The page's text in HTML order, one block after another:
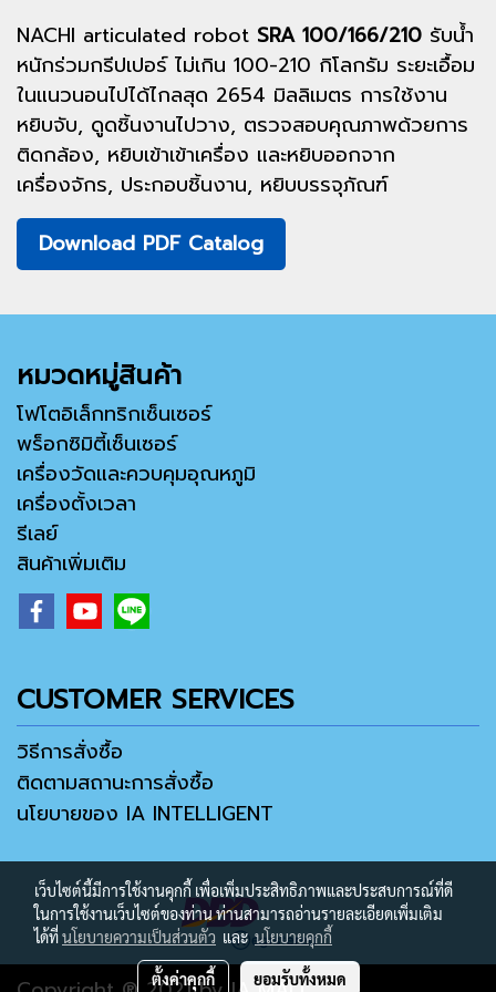
NACHI articulated robot SRA 100/166/210 รับน้ำ
หนักร่วมกรีปเปอร์ ไม่เกิน 100-210 กิโลกรัม ระยะเอื้อม
ในแนวนอนไปได้ไกลสุด 2654 มิลลิเมตร การใช้งาน
หยิบจับ, ดูดชิ้นงานไปวาง, ตรวจสอบคุณภาพด้วยการ
ติดกล้อง, หยิบเข้าเข้าเครื่อง และหยิบออกจาก
เครื่องจักร, ประกอบชิ้นงาน, หยิบบรรจุภัณฑ์
Download PDF Catalog
หมวดหมู่สินค้า
โฟโตอิเล็กทริกเซ็นเซอร์
พร็อกซิมิตี้เซ็นเซอร์
เครื่องวัดและควบคุมอุณหภูมิ
เครื่องตั้งเวลา
รีเลย์
สินค้าเพิ่มเติม
CUSTOMER SERVICES
วิธีการสั่งซื้อ
ติดตามสถานะการสั่งซื้อ
นโยบายของ IA INTELLIGENT
เว็บไซต์นี้มีการใช้งานคุกกี้ เพื่อเพิ่มประสิทธิภาพและประสบการณ์ที่ดี
ในการใช้งานเว็บไซต์ของท่าน ท่านสามารถอ่านรายละเอียดเพิ่มเติม
ได้ที่นโยบายความเป็นส่วนตัว และนโยบายคุกกี้
ตั้งค่าคุกกี้ ยอมรับทั้งหมด